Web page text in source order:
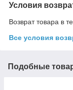
Условия
Возврат товара в
Все условия
Подобные